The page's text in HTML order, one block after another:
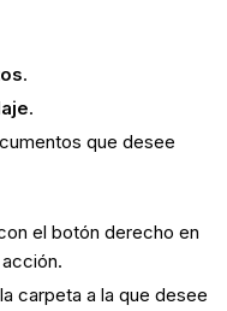
.
.
que desee
el botón derecho en
carpeta a la que desee